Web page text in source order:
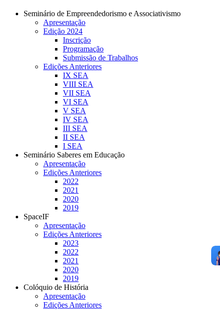
Seminário de Empreendedorismo e Associativismo
Apresentação
Edição 2024
Inscrição
Programação
Submissão de Trabalhos
Edições Anteriores
IX SEA
VIII SEA
VII SEA
VI SEA
V SEA
IV SEA
III SEA
II SEA
I SEA
Seminário Saberes em Educação
Apresentação
Edições Anteriores
2022
2021
2020
2019
SpaceIF
Apresentação
Edições Anteriores
2023
2022
2021
2020
2019
Colóquio de História
Apresentação
Edições Anteriores